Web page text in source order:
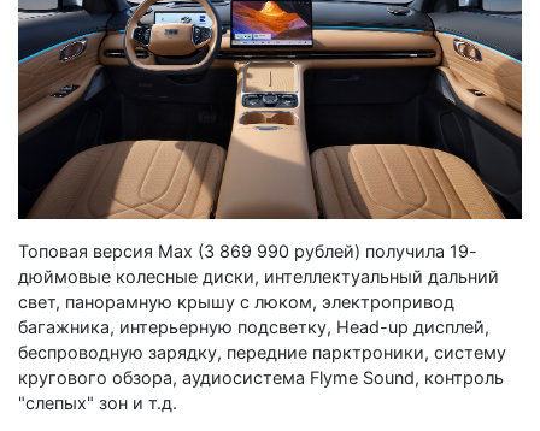
Топовая версия Max (3 869 990 рублей) получила 19-
дюймовые колесные диски, интеллектуальный дальний
свет, панорамную крышу с люком, электропривод
багажника, интерьерную подсветку, Head-up дисплей,
беспроводную зарядку, передние парктроники, систему
кругового обзора, аудиосистема Flyme Sound, контроль
"слепых" зон и т.д.